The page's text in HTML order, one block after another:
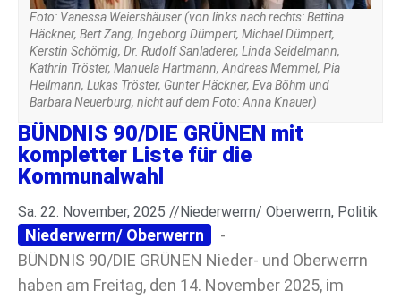
Foto: Vanessa Weiershäuser (von links nach rechts: Bettina
Häckner, Bert Zang, Ingeborg Dümpert, Michael Dümpert,
Kerstin Schömig, Dr. Rudolf Sanladerer, Linda Seidelmann,
Kathrin Tröster, Manuela Hartmann, Andreas Memmel, Pia
Heilmann, Lukas Tröster, Gunter Häckner, Eva Böhm und
Barbara Neuerburg, nicht auf dem Foto: Anna Knauer)
BÜNDNIS 90/DIE GRÜNEN mit
kompletter Liste für die
Kommunalwahl
Sa. 22. November, 2025 //Niederwerrn/ Oberwerrn, Politik
Niederwerrn/ Oberwerrn
-
BÜNDNIS 90/DIE GRÜNEN Nieder- und Oberwerrn
haben am Freitag, den 14. November 2025, im